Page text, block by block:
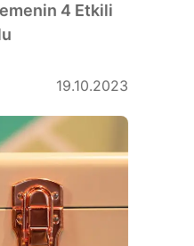
4 Etkili
19.10.2023